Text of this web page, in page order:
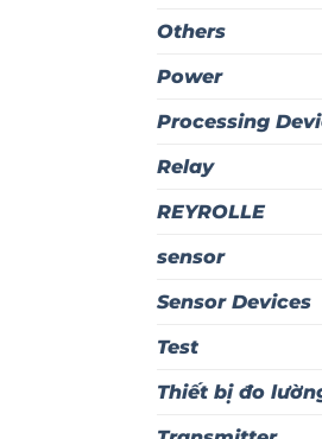
Others
Power
Processing
Relay
REYROLLE
sensor
Sensor Devices
Test
Thiết bị đo